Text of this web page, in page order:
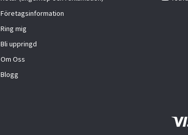
Företagsinformation
Ring mig
Bli uppringd
Om Oss
Blogg